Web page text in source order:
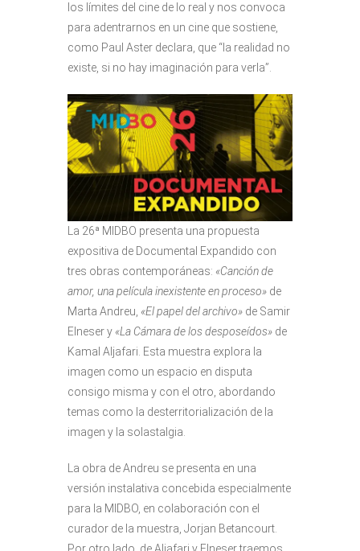
los límites del cine de lo real y nos convoca
para adentrarnos en un cine que sostiene,
como Paul Aster declara, que “la realidad no
existe, si no hay imaginación para verla”.
La 26ª MIDBO presenta una propuesta
expositiva de Documental Expandido con
tres obras contemporáneas: «Canción de
amor, una película inexistente en proceso» de
Marta Andreu, «El papel del archivo» de Samir
Elneser y «La Cámara de los desposeídos» de
Kamal Aljafari. Esta muestra explora la
imagen como un espacio en disputa
consigo misma y con el otro, abordando
temas como la desterritorialización de la
imagen y la solastalgia.
La obra de Andreu se presenta en una
versión instalativa concebida especialmente
para la MIDBO, en colaboración con el
curador de la muestra, Jorjan Betancourt.